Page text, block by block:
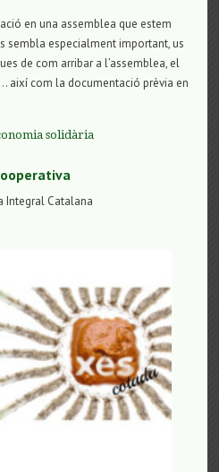
en una assemblea que estem
sembla especialment important, us
de com arribar a l’assemblea, el
així com la documentació prèvia en
solidària
Integral Catalana